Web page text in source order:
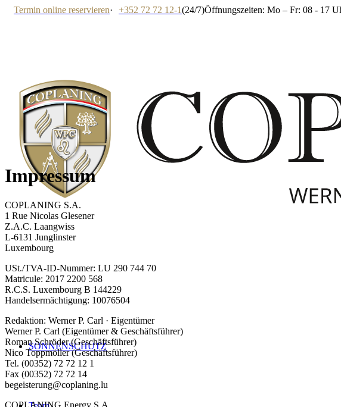
Termin online reservieren· +352 72 72 12-1(24/7)Öffnungszeiten: Mo – Fr: 08 - 17
SONNENSCHUTZ
Impressum
COPLANING S.A.
1 Rue Nicolas Glesener
Z.A.C. Laangwiss
L-6131 Junglinster
Luxembourg
USt./TVA-ID-Nummer: LU 290 744 70
Matricule: 2017 2200 568
R.C.S. Luxembourg B 144229
Handelsermächtigung: 10076504
Redaktion: Werner P. Carl · Eigentümer
Werner P. Carl (Eigentümer & Geschäftsführer)
Roman Schröder (Geschäftsführer)
Nico Toppmöller (Geschäftsführer)
Tel. (00352) 72 72 12 1
Fax (00352) 72 72 14
begeisterung@coplaning.lu
COPLANING Energy S.A.